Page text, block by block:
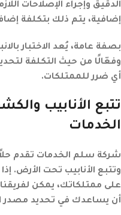
الدقيق وإجراء الإصلاحات
إضافية، يتم ذلك بتكلفة
بصفة عامة، يُعد الاختبار
وفعّالًا من حيث التكلفة
أي ضرر للممتلكات.
تتبع الأنابيب
الخدمات
شركة سلم الخدمات تقدم
وتتبع الأنابيب تحت الأرض.
على ممتلكاتك، يمكن
أن يساعدك في تحديد مصدر